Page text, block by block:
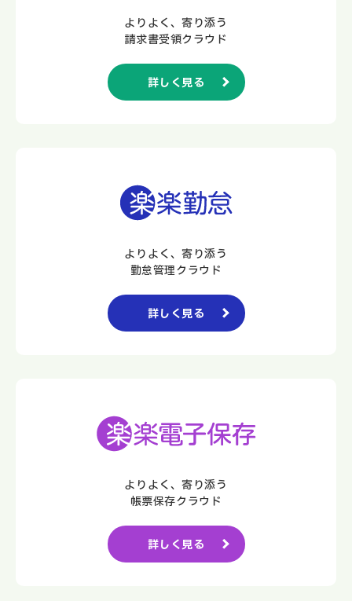
よりよく、寄り添う
請求書受領クラウド
詳しく見る
よりよく、寄り添う
勤怠管理クラウド
詳しく見る
よりよく、寄り添う
帳票保存クラウド
詳しく見る